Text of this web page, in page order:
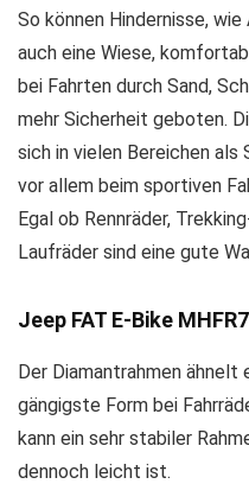
So können Hindernisse,
auch eine Wiese,
bei Fahrten durch Sand,
mehr Sicherheit geboten.
sich in vielen Bereichen
vor allem beim sportiven
Egal ob Rennräder,
Laufräder sind eine gute
Jeep FAT E-Bike
Der Diamantrahmen ähnelt
gängigste Form bei
kann ein sehr stabiler
dennoch leicht ist.